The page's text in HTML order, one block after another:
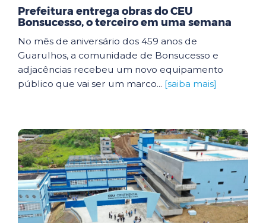
Prefeitura entrega obras do CEU
Bonsucesso, o terceiro em uma semana
No mês de aniversário dos 459 anos de
Guarulhos, a comunidade de Bonsucesso e
adjacências recebeu um novo equipamento
público que vai ser um marco... [saiba mais]